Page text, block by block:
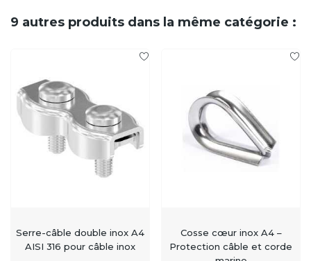
9 autres produits dans la même catégorie :
Serre-câble double inox A4
AISI 316 pour câble inox
Cosse cœur inox A4 –
Protection câble et corde